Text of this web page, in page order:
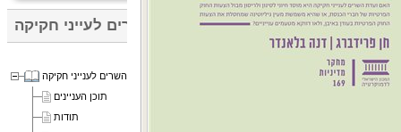
יוצאת לאור : ועדת השרים לעייני חקיקה
יוצאת לאור - ועדת השרים לענייני חקיקה
תוכן העניינים
תודות